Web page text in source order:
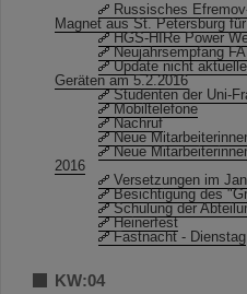
Russisches
Magnet aus St. Petersburg
HGS-HIRe Power
Neujahrsempfang
Update nicht
Geräten am 5.2.2016
Studenten der Uni-
Mobiltelefone
Nachruf
Neue
Neue
2016
Versetzungen im
Besichtigung des
Schulung der
Heinerfest
Fastnacht - Dienstag
KW:04